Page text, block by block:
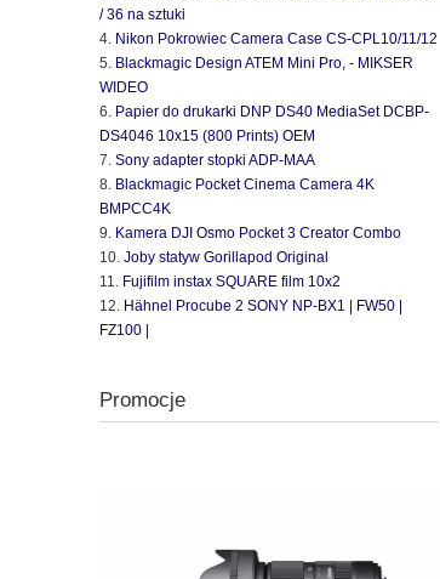
/ 36 na sztuki
Nikon Pokrowiec Camera Case CS-CPL10/11/12
Blackmagic Design ATEM Mini Pro, - MIKSER
WIDEO
Papier do drukarki DNP DS40 MediaSet DCBP-
DS4046 10x15 (800 Prints) OEM
Sony adapter stopki ADP-MAA
Blackmagic Pocket Cinema Camera 4K
BMPCC4K
Kamera DJI Osmo Pocket 3 Creator Combo
Joby statyw Gorillapod Original
Fujifilm instax SQUARE film 10x2
Hähnel Procube 2 SONY NP-BX1 | FW50 |
FZ100 |
Promocje